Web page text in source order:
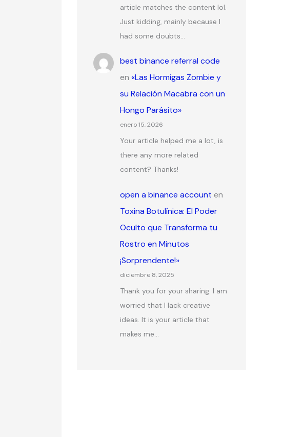
article matches the content lol.
Just kidding, mainly because I
had some doubts…
best binance referral code
en «Las Hormigas Zombie y
su Relación Macabra con un
Hongo Parásito»
enero 15, 2026
Your article helped me a lot, is
there any more related
content? Thanks!
open a binance account en
Toxina Botulínica: El Poder
Oculto que Transforma tu
Rostro en Minutos
¡Sorprendente!»
diciembre 8, 2025
Thank you for your sharing. I am
worried that I lack creative
ideas. It is your article that
makes me…